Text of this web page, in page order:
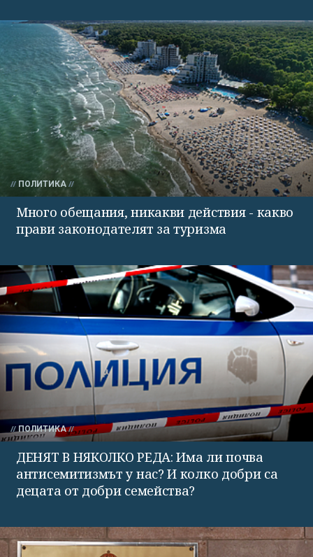
ПОЛИТИКА
Много обещания, никакви действия - какво
прави законодателят за туризма
ПОЛИТИКА
ДЕНЯТ В НЯКОЛКО РЕДА: Има ли почва
антисемитизмът у нас? И колко добри са
децата от добри семейства?